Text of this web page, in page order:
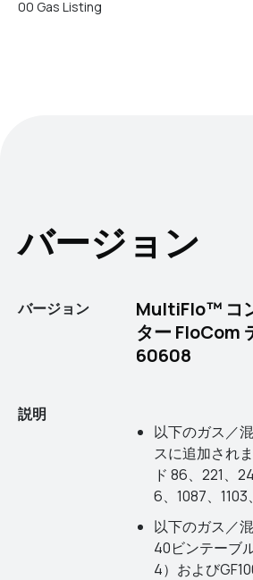
00 Gas Listing
バージョン
バージョン
MultiFlo™ コ
ター FloCom
60608
説明
以下のガス／
スに追加され
ド 86、221、
6、1087、1103
以下のガス／
40ビンテーブ
4）および